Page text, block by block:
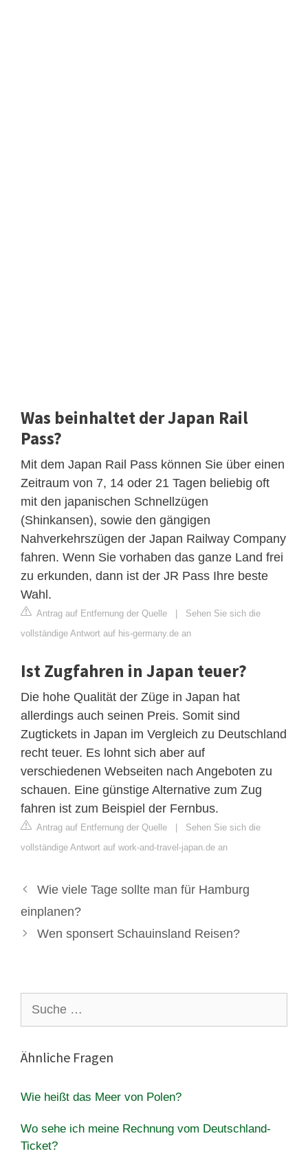
Was beinhaltet der Japan Rail
Pass?
Mit dem Japan Rail Pass können Sie über einen
Zeitraum von 7, 14 oder 21 Tagen beliebig oft
mit den japanischen Schnellzügen
(Shinkansen), sowie den gängigen
Nahverkehrszügen der Japan Railway Company
fahren. Wenn Sie vorhaben das ganze Land frei
zu erkunden, dann ist der JR Pass Ihre beste
Wahl.
Antrag auf Entfernung der Quelle | Sehen Sie sich die
vollständige Antwort auf his-germany.de an
Ist Zugfahren in Japan teuer?
Die hohe Qualität der Züge in Japan hat
allerdings auch seinen Preis. Somit sind
Zugtickets in Japan im Vergleich zu Deutschland
recht teuer. Es lohnt sich aber auf
verschiedenen Webseiten nach Angeboten zu
schauen. Eine günstige Alternative zum Zug
fahren ist zum Beispiel der Fernbus.
Antrag auf Entfernung der Quelle | Sehen Sie sich die
vollständige Antwort auf work-and-travel-japan.de an
Wie viele Tage sollte man für Hamburg
einplanen?
Wen sponsert Schauinsland Reisen?
nach:
Ähnliche Fragen
Wie heißt das Meer von Polen?
Wo sehe ich meine Rechnung vom Deutschland-
Ticket?